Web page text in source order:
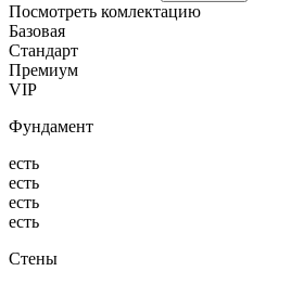
Посмотреть комлектацию
Базовая
Стандарт
Премиум
VIP
Фундамент
есть
есть
есть
есть
Стены